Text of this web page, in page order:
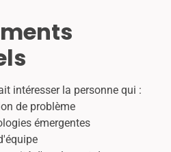
intéresser la personne qui :
de problème
émergentes